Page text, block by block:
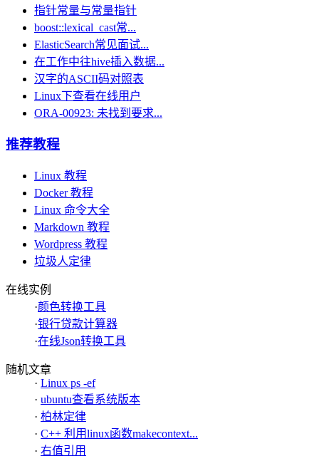
指针常量与常量指针
boost::lexical_cast常...
ElasticSearch常见面试...
在工作中往hive插入数据...
汉字的ASCII码对照表
Linux下查看在线用户
ORA-00923: 未找到要求...
推荐教程
Linux 教程
Docker 教程
Linux 命令大全
Markdown 教程
Wordpress 教程
垃圾人定律
在线实例
·颜色转换工具
·银行贷款计算器
·在线Json转换工具
随机文章
· Linux ps -ef
· ubuntu查看系统版本
· 柏林定律
· C++ 利用linux函数makecontext...
· 右值引用